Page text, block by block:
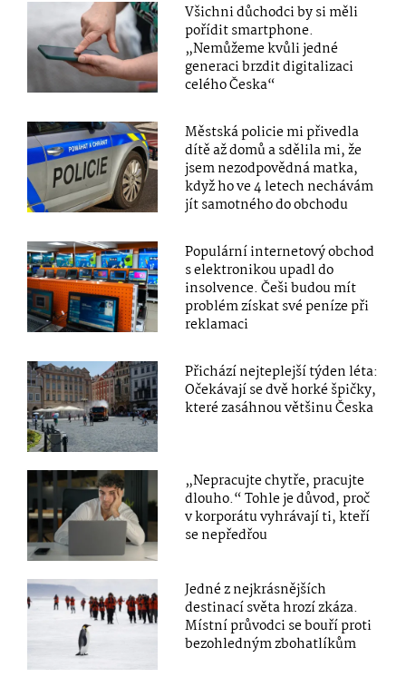
Všichni důchodci by si měli
pořídit smartphone.
„Nemůžeme kvůli jedné
generaci brzdit digitalizaci
celého Česka“
Městská policie mi přivedla
dítě až domů a sdělila mi, že
jsem nezodpovědná matka,
když ho ve 4 letech nechávám
jít samotného do obchodu
Populární internetový obchod
s elektronikou upadl do
insolvence. Češi budou mít
problém získat své peníze při
reklamaci
Přichází nejteplejší týden léta:
Očekávají se dvě horké špičky,
které zasáhnou většinu Česka
„Nepracujte chytře, pracujte
dlouho.“ Tohle je důvod, proč
v korporátu vyhrávají ti, kteří
se nepředřou
Jedné z nejkrásnějších
destinací světa hrozí zkáza.
Místní průvodci se bouří proti
bezohledným zbohatlíkům